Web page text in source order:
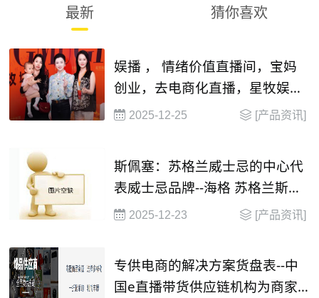
最新 猜你喜欢
娱播 ， 情绪价值直播间，宝妈
创业，去电商化直播，星牧娱播
mcn , 13338450520
2025-12-25 [产品资讯]
斯佩塞：苏格兰威士忌的中心代
表威士忌品牌--海格 苏格兰斯佩
塞单一麦芽威士忌
2025-12-23 [产品资讯]
专供电商的解决方案货盘表--中
国e直播带货供应链机构为商家